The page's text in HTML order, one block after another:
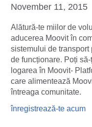
November 11, 2015
Alătură-te miilor de
aducerea Moovit în
sistemului de
de funcționare. Poți
logarea în Moovit-
care alimentează
întreaga comunitate.
înregistrează-te acum